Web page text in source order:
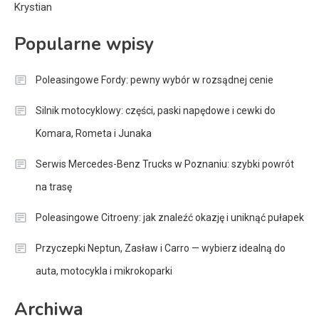
Krystian
Popularne wpisy
Poleasingowe Fordy: pewny wybór w rozsądnej cenie
Silnik motocyklowy: części, paski napędowe i cewki do
Komara, Rometa i Junaka
Serwis Mercedes-Benz Trucks w Poznaniu: szybki powrót
na trasę
Poleasingowe Citroeny: jak znaleźć okazję i uniknąć pułapek
Przyczepki Neptun, Zasław i Carro — wybierz idealną do
auta, motocykla i mikrokoparki
Archiwa